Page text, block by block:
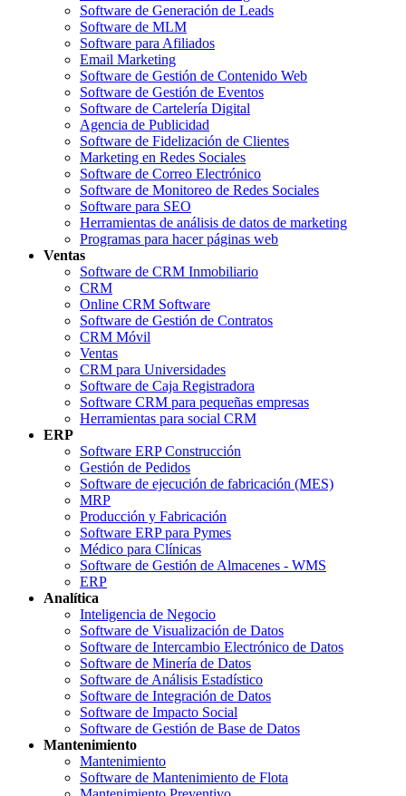
Software de Generación de Leads
Software de MLM
Software para Afiliados
Email Marketing
Software de Gestión de Contenido Web
Software de Gestión de Eventos
Software de Cartelería Digital
Agencia de Publicidad
Software de Fidelización de Clientes
Marketing en Redes Sociales
Software de Correo Electrónico
Software de Monitoreo de Redes Sociales
Software para SEO
Herramientas de análisis de datos de marketing
Programas para hacer páginas web
Ventas
Software de CRM Inmobiliario
CRM
Online CRM Software
Software de Gestión de Contratos
CRM Móvil
Ventas
CRM para Universidades
Software de Caja Registradora
Software CRM para pequeñas empresas
Herramientas para social CRM
ERP
Software ERP Construcción
Gestión de Pedidos
Software de ejecución de fabricación (MES)
MRP
Producción y Fabricación
Software ERP para Pymes
Médico para Clínicas
Software de Gestión de Almacenes - WMS
ERP
Analítica
Inteligencia de Negocio
Software de Visualización de Datos
Software de Intercambio Electrónico de Datos
Software de Minería de Datos
Software de Análisis Estadístico
Software de Integración de Datos
Software de Impacto Social
Software de Gestión de Base de Datos
Mantenimiento
Mantenimiento
Software de Mantenimiento de Flota